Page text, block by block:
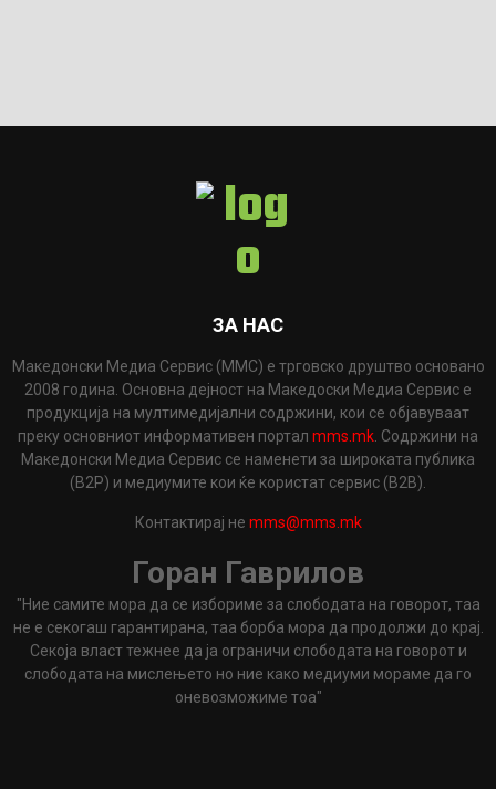
ЗА НАС
Македонски Медиа Сервис (ММС) е трговско друштво основано
2008 година. Основна дејност на Македоски Медиа Сервис е
продукција на мултимедијални содржини, кои се објавуваат
преку основниот информативен портал mms.mk . Содржини на
Македонски Медиа Сервис се наменети за широката публика
(B2P) и медиумите кои ќе користат сервис (B2B).
Контактирај не mms@mms.mk
Горан Гаврилов
"Ние самите мора да се избориме за слободата на говорот, таа
не е секогаш гарантирана, таа борба мора да продолжи до крај.
Секоја власт тежнее да ја ограничи слободата на говорот и
слободата на мислењето но ние како медиуми мораме да го
оневозможиме тоа"